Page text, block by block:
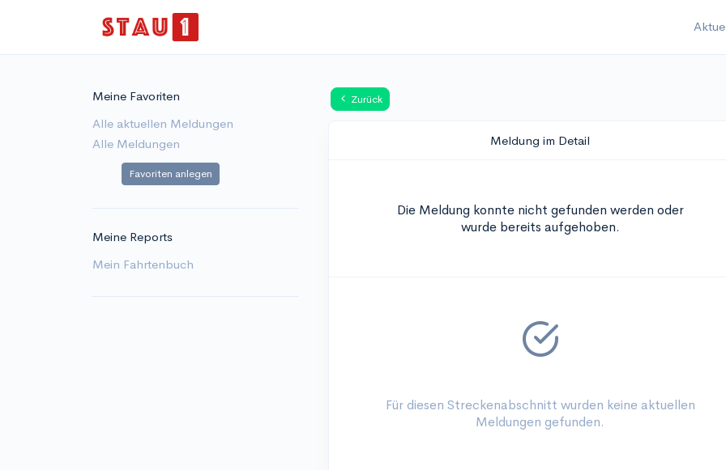
Meine Favoriten
Alle aktuellen Meldungen
Alle Meldungen
Favoriten anlegen
Meine Reports
Mein Fahrtenbuch
Zurück
Meldung im Detail
Die Meldung konnte nicht gefunden werden oder
wurde bereits aufgehoben.
Für diesen Streckenabschnitt wurden keine aktuellen
Meldungen gefunden.